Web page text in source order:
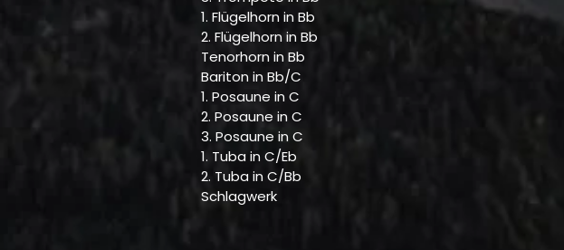
1. Flügelhorn in Bb
2. Flügelhorn in Bb
Tenorhorn in Bb
Bariton in Bb/C
1. Posaune in C
2. Posaune in C
3. Posaune in C
1. Tuba in C/Eb
2. Tuba in C/Bb
Schlagwerk